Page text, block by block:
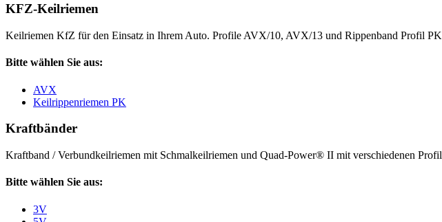
KFZ-Keilriemen
Keilriemen KfZ für den Einsatz in Ihrem Auto. Profile AVX/10, AVX/13 und Rippenband Profil PK
Bitte wählen Sie aus:
AVX
Keilrippenriemen PK
Kraftbänder
Kraftband / Verbundkeilriemen mit Schmalkeilriemen und Quad-Power® II mit verschiedenen Profil
Bitte wählen Sie aus:
3V